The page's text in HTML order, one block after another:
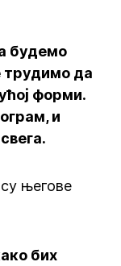
будемо
трудимо да
форми.
и
његове
бих